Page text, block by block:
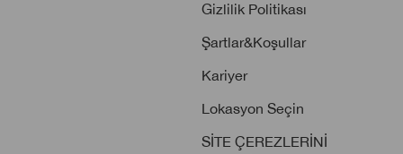
Gizlilik Politikası
Şartlar&Koşullar
Kariyer
Lokasyon Seçin
SİTE ÇEREZLERİNİ